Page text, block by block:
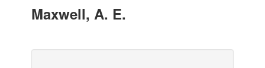
ContactoMaxwell, A. E.